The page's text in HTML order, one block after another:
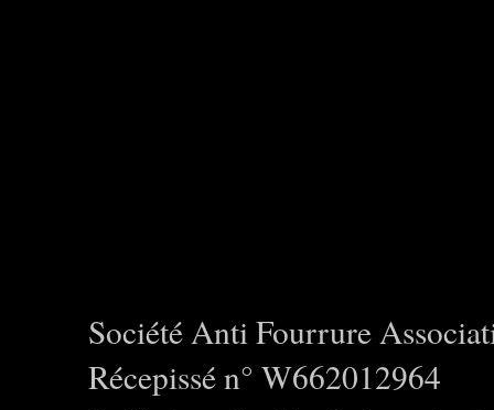
Société Anti Fourrure
Récepissé n° W662012964